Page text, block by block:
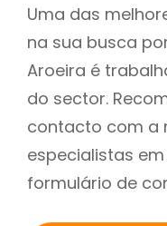
Uma das
na sua busca
Aroeira é
do sector.
contacto com a
especialistas
formulário de